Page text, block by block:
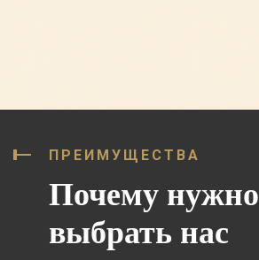
ПРЕИМУЩЕСТВА
Почему нужно
выбрать нас